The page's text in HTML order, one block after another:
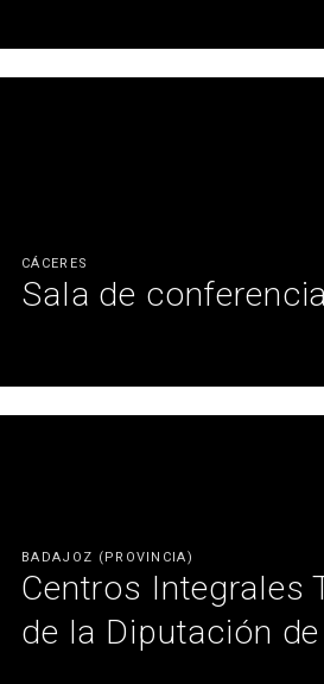
CÁCERES
Sala de
BADAJOZ (PROVINCIA)
Centros Integrales
de la Diputación